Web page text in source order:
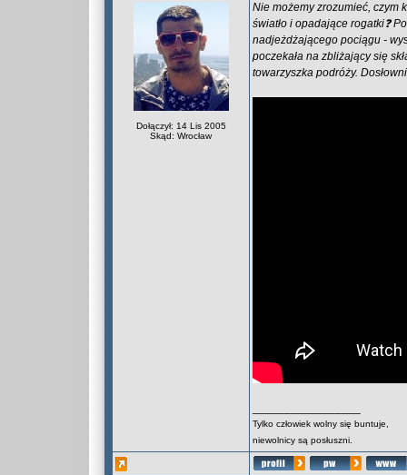
Dołączył: 14 Lis 2005
Skąd: Wrocław
Nie możemy zrozumieć, czym
światło i opadające rogatki❓
nadjeżdżającego pociągu -
poczekała na zbliżający się
towarzyszka podróży.
Tylko człowiek wolny się buntuje,
niewolnicy są posłuszni.